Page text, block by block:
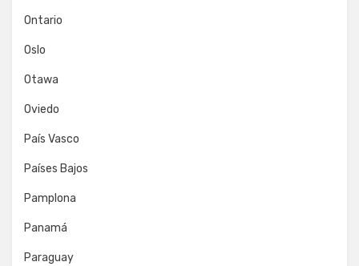
Ontario
Oslo
Otawa
Oviedo
País Vasco
Países Bajos
Pamplona
Panamá
Paraguay